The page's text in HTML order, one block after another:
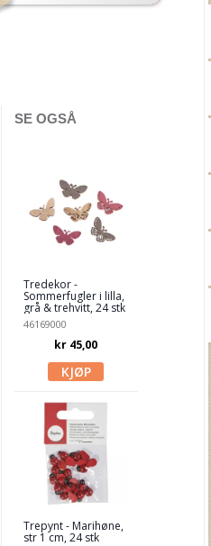
SE OGSÅ
Tredekor -
Sommerfugler i lilla,
grå & trehvitt, 24 stk
46169000
kr 45,00
Trepynt - Marihøne,
str 1 cm, 24 stk